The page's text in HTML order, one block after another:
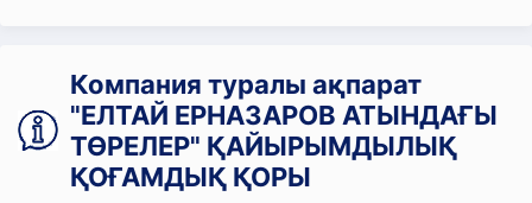
Компания туралы ақпарат
"ЕЛТАЙ ЕРНАЗАРОВ АТЫНДАҒЫ
ТӨРЕЛЕР" ҚАЙЫРЫМДЫЛЫҚ
ҚОҒАМДЫҚ ҚОРЫ